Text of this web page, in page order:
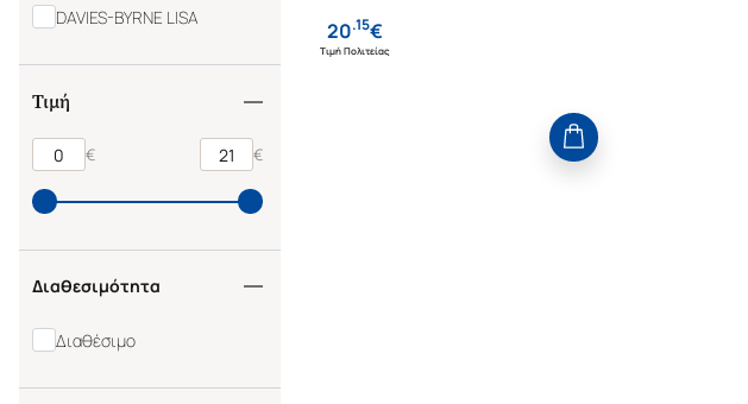
DAVIES-BYRNE LISA
Τιμή
€ €
Διαθεσιμότητα
Διαθέσιμο
20.15€
Τιμή Πολιτείας